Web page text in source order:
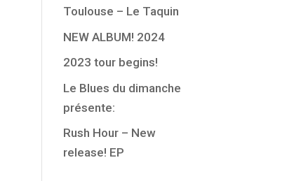
Toulouse – Le Taquin
NEW ALBUM! 2024
2023 tour begins!
Le Blues du dimanche
présente:
Rush Hour – New
release! EP